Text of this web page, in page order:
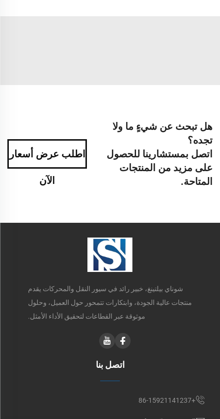
هل تبحث عن شيءٍ ما ولا
تجده؟
اتصل بمستشارينا للحصول
على مزيد من المنتجات
المتاحة.
اطلب عرض أسعار
الآن
شوناي بيلتينغ، خبير رائد في سيور النقل والمحركات يقدم
منتجات عالية الجودة، وابتكارات تتمحور حول العميل، وحلول
موثوقة عبر القطاعات لتحقيق الأداء الأمثل.
اتصل بنا
+86-15921141237